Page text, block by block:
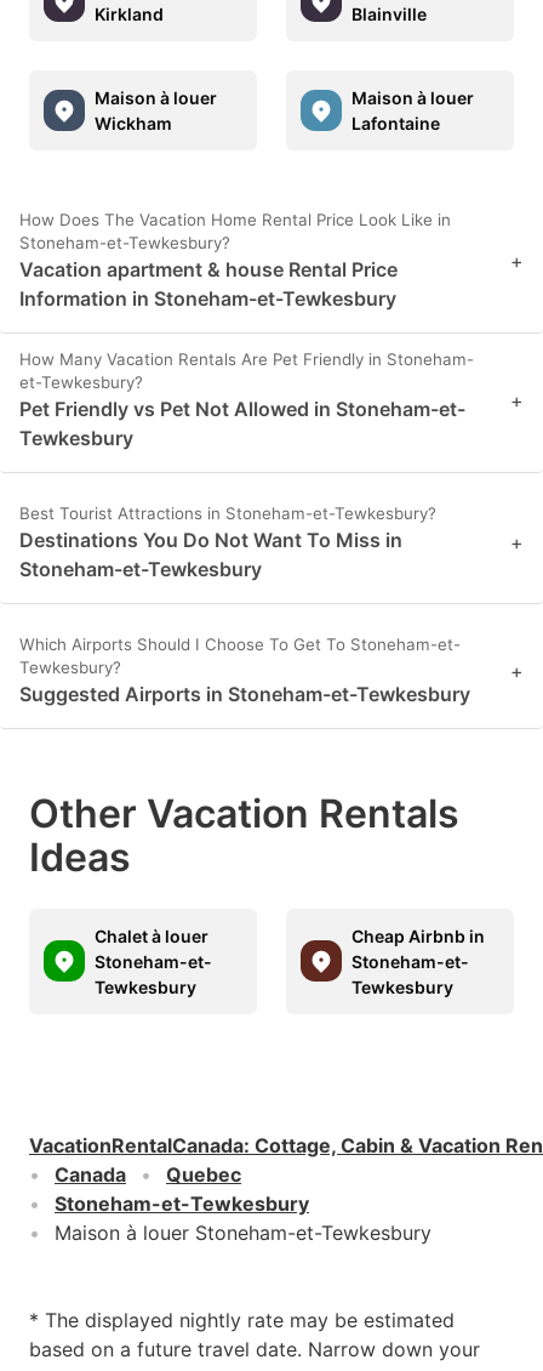
Kirkland
Blainville
Maison à louer
Wickham
Maison à louer
Lafontaine
How Does The Vacation Home Rental Price Look Like in
Stoneham-et-Tewkesbury?
Vacation apartment & house Rental Price
Information in Stoneham-et-Tewkesbury
+
How Many Vacation Rentals Are Pet Friendly in Stoneham-
et-Tewkesbury?
Pet Friendly vs Pet Not Allowed in Stoneham-et-
Tewkesbury
+
Best Tourist Attractions in Stoneham-et-Tewkesbury?
Destinations You Do Not Want To Miss in
Stoneham-et-Tewkesbury
+
Which Airports Should I Choose To Get To Stoneham-et-
Tewkesbury?
Suggested Airports in Stoneham-et-Tewkesbury
+
Other Vacation Rentals
Ideas
Chalet à louer
Stoneham-et-
Tewkesbury
Cheap Airbnb in
Stoneham-et-
Tewkesbury
VacationRentalCanada: Cottage, Cabin & Vacation
Canada
Quebec
Stoneham-et-Tewkesbury
Maison à louer Stoneham-et-Tewkesbury
* The displayed nightly rate may be estimated
based on a future travel date. Narrow down your